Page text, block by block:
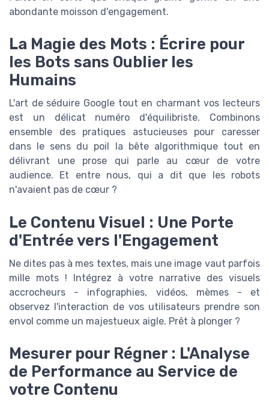
abondante moisson d'engagement.
La Magie des Mots : Écrire pour
les Bots sans Oublier les
Humains
L'art de séduire Google tout en charmant vos lecteurs
est un délicat numéro d'équilibriste. Combinons
ensemble des pratiques astucieuses pour caresser
dans le sens du poil la bête algorithmique tout en
délivrant une prose qui parle au cœur de votre
audience. Et entre nous, qui a dit que les robots
n'avaient pas de cœur ?
Le Contenu Visuel : Une Porte
d'Entrée vers l'Engagement
Ne dites pas à mes textes, mais une image vaut parfois
mille mots ! Intégrez à votre narrative des visuels
accrocheurs - infographies, vidéos, mèmes - et
observez l'interaction de vos utilisateurs prendre son
envol comme un majestueux aigle. Prêt à plonger ?
Mesurer pour Régner : L'Analyse
de Performance au Service de
votre Contenu